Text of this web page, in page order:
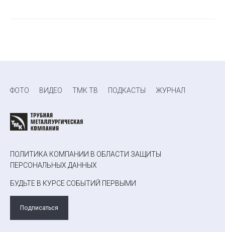
ФОТО ВИДЕО ТМК ТВ ПОДКАСТЫ ЖУРНАЛ
ПОЛИТИКА КОМПАНИИ В ОБЛАСТИ ЗАЩИТЫ
ПЕРСОНАЛЬНЫХ ДАННЫХ
БУДЬТЕ В КУРСЕ СОБЫТИЙ ПЕРВЫМИ
Подписаться